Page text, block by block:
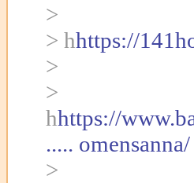
>
> hhttps://
>
>
hhttps://
..... omensanna/
>